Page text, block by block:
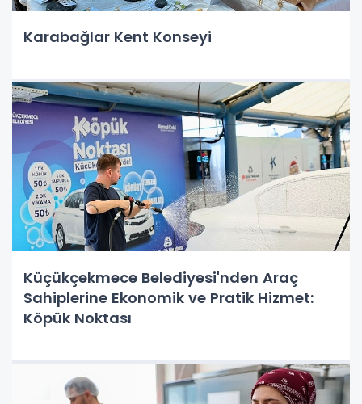
Karabağlar Kent Konseyi
Küçükçekmece Belediyesi'nden Araç
Sahiplerine Ekonomik ve Pratik Hizmet:
Köpük Noktası